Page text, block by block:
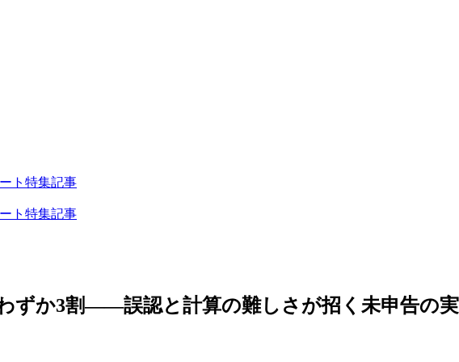
ト 特集記事
ト 特集記事
ずか3割——誤認と計算の難しさが招く未申告の